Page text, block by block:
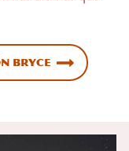
Bryce